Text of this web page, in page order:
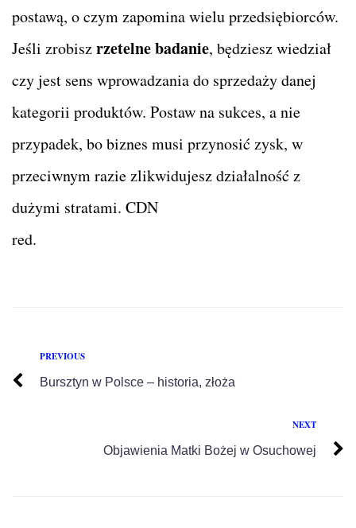
postawą, o czym zapomina wielu przedsiębiorców.
Jeśli zrobiszrzetelne badanie, będziesz wiedział
czy jest sens wprowadzania do sprzedaży danej
kategorii produktów. Postaw na sukces, a nie
przypadek, bo biznes musi przynosić zysk, w
przeciwnym razie zlikwidujesz działalność z
dużymi stratami. CDN
red.
PREVIOUS
Bursztyn w Polsce – historia, złoża
NEXT
Objawienia Matki Bożej w Osuchowej